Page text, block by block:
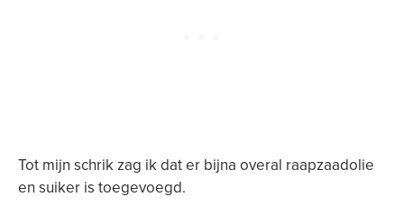
Tot mijn schrik zag ik dat er bijna overal raapzaadolie
en suiker is toegevoegd.